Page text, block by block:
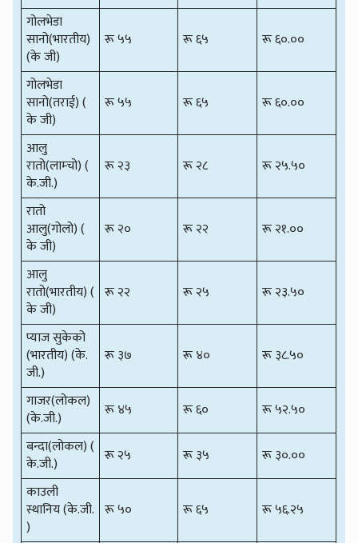
गोलभेडा
सानो(भारतीय)
(के जी)
रू ५५ रू ६५ रू ६०.००
गोलभेडा
सानो(तराई) (
के जी)
रू ५५ रू ६५ रू ६०.००
आलु
रातो(लाम्चो) (
के.जी.)
रू २३ रू २८ रू २५.५०
रातो
आलु(गोलो) (
के जी)
रू २० रू २२ रू २१.००
आलु
रातो(भारतीय) (
के जी)
रू २२ रू २५ रू २३.५०
प्याज सुकेको
(भारतीय) (के.
जी.)
रू ३७ रू ४० रू ३८.५०
गाजर(लोकल)
(के.जी.)
रू ४५ रू ६०
रू ५२.५०
बन्दा(लोकल) (
के.जी.)
रू २५ रू ३५
रू ३०.००
काउली
स्थानिय (के.जी.
)
रू ५० रू ६५ रू ५६.२५